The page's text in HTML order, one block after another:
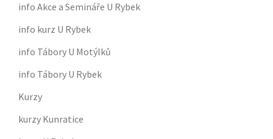
info Akce a Semináře U Rybek
info kurz U Rybek
info Tábory U Motýlků
info Tábory U Rybek
Kurzy
kurzy Kunratice